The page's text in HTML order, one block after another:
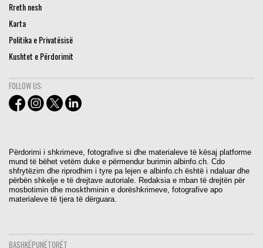
Rreth nesh
Karta
Politika e Privatësisë
Kushtet e Përdorimit
FOLLOW US:
Përdorimi i shkrimeve, fotografive si dhe materialeve të kësaj platforme
mund të bëhet vetëm duke e përmendur burimin albinfo.ch. Cdo
shfrytëzim dhe riprodhim i tyre pa lejen e albinfo.ch është i ndaluar dhe
përbën shkelje e të drejtave autoriale. Redaksia e mban të drejtën për
mosbotimin dhe moskthminin e dorëshkrimeve, fotografive apo
materialeve të tjera të dërguara.
BASHKËPUNËTORËT